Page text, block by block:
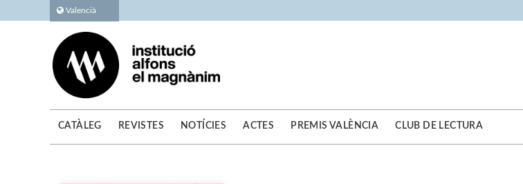
Valencià
CATÀLEG REVISTES NOTÍCIES ACTES PREMIS VALÈNCIA CLUB DE LECTURA